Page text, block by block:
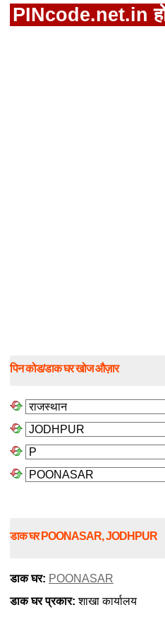
PINcode.net.in
पिन कोड/डाक घर खोज औज़ार
डाक घर POONASAR, JODHPUR
डाक घर: POONASAR
डाक घर प्रकार: शाखा कार्यालय